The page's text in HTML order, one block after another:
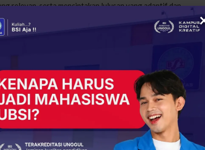
relevan, serta menciptakan lulusan yang adaptif dan